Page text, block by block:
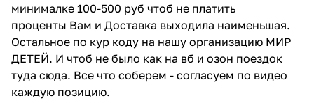
минималке 100-500 руб чтоб не платить
проценты Вам и Доставка выходила наименьшая.
Остальное по кур коду на нашу организацию МИР
ДЕТЕЙ. И чтоб не было как на вб и озон поездок
туда сюда. Все что соберем - согласуем по видео
каждую позицию.